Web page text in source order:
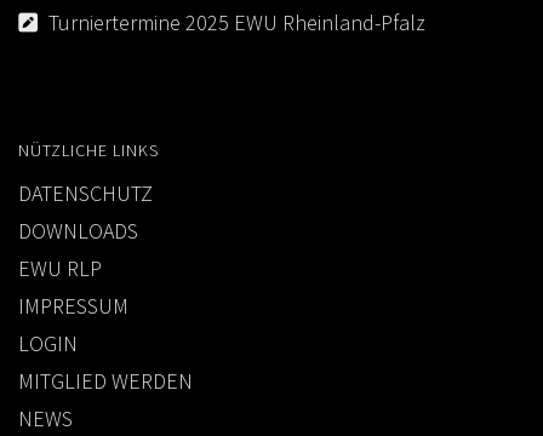
Turniertermine 2025 EWU Rheinland-Pfalz
NÜTZLICHE LINKS
DATENSCHUTZ
DOWNLOADS
EWU RLP
IMPRESSUM
LOGIN
MITGLIED WERDEN
NEWS